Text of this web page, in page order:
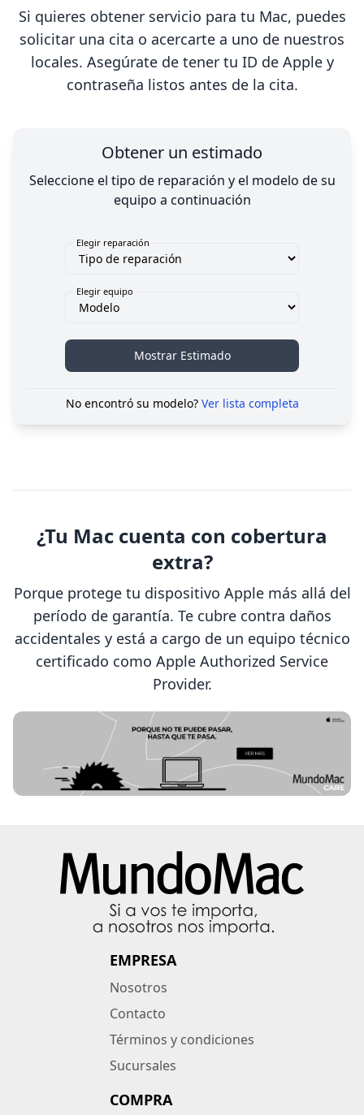
Si quieres obtener servicio para tu Mac, puedes
solicitar una cita o acercarte a uno de nuestros
locales. Asegúrate de tener tu ID de Apple y
contraseña listos antes de la cita.
Obtener un estimado
Seleccione el tipo de reparación y el modelo de su
equipo a continuación
Elegir reparación
Elegir equipo
Mostrar Estimado
No encontró su modelo? Ver lista completa
¿Tu Mac cuenta con cobertura
extra?
Porque protege tu dispositivo Apple más allá del
período de garantía. Te cubre contra daños
accidentales y está a cargo de un equipo técnico
certificado como Apple Authorized Service
Provider.
EMPRESA
Nosotros
Contacto
Términos y condiciones
Sucursales
COMPRA